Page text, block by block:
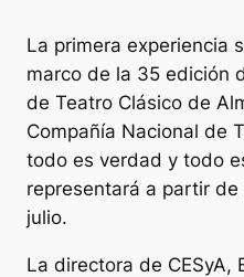
La primera experiencia
marco de la 35 edición
de Teatro Clásico de
Compañía Nacional de
todo es verdad y todo
representará a partir
julio.
La directora de CESyA,